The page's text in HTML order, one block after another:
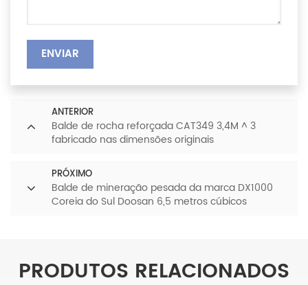
ENVIAR
ANTERIOR
Balde de rocha reforçada CAT349 3,4M ^ 3
fabricado nas dimensões originais
PRÓXIMO
Balde de mineração pesada da marca DX1000
Coreia do Sul Doosan 6,5 metros cúbicos
PRODUTOS RELACIONADOS